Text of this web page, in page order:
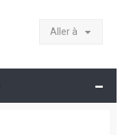
Aller à